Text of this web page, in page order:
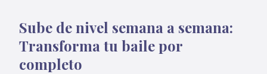
Sube de nivel semana a semana:
Transforma tu baile por
completo